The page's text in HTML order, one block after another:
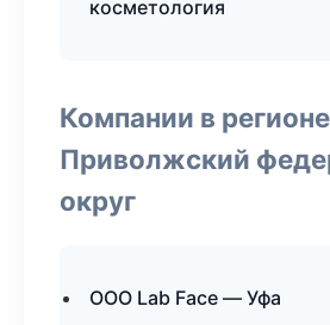
косметология
Компании в
Приволжский
округ
ООО Lab Face — Уфа